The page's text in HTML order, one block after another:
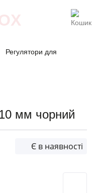
Регулятори для
мм чорний
Є в наявності
кількість